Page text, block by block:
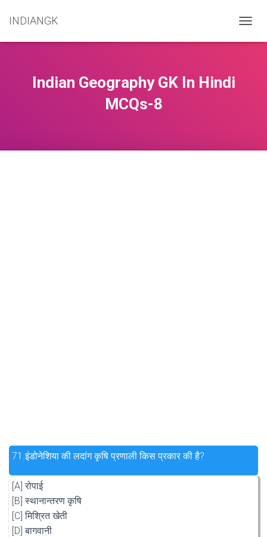
INDIANGK
O
Indian Geography GK In Hindi
MCQs-8
71.इंडोनेशिया की लदांग कृषि प्रणाली किस प्रकार की है?
[A] रोपाई
[B] स्थानान्तरण कृषि
[C] मिश्रित खेती
[D] बागवानी